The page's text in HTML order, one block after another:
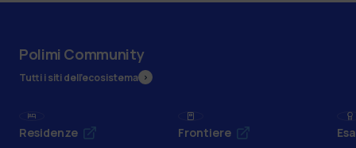
Polimi Community
Tutti i siti dell’ecosistema
Residenze Frontiere